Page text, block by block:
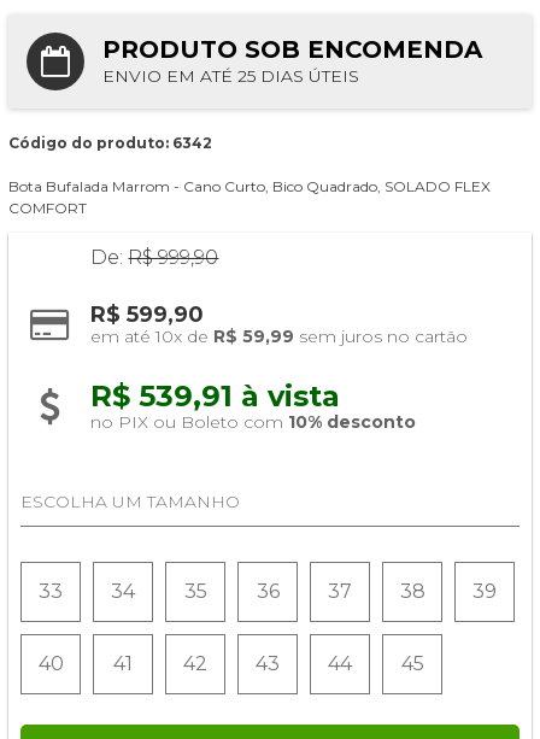
PRODUTO SOB ENCOMENDA
ENVIO EM ATÉ 25 DIAS ÚTEIS
Código do produto: 6342
Bota Bufalada Marrom - Cano Curto, Bico Quadrado, SOLADO FLEX
COMFORT
De:R$ 999,90
R$ 599,90
em até 10x de R$ 59,99 sem juros no cartão
R$ 539,91 à vista
no PIX ou Boleto com 10% desconto
ESCOLHA UM TAMANHO
33 34 35 36 37 38 39
40 41 42 43 44 45